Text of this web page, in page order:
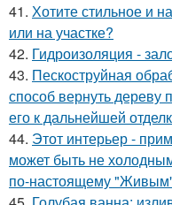
41. Хотите стильное и
или на участке?
42. Гидроизоляция -
43. Пескоструйная
способ вернуть дереву
его к дальнейшей
44. Этот интерьер -
может быть не
по-настоящему